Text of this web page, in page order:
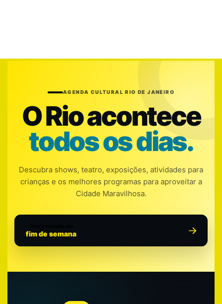
AGENDA CULTURAL RIO DE JANEIRO
O Rio acontece
todos os dias.
Descubra shows, teatro, exposições, atividades para
crianças e os melhores programas para aproveitar a
Cidade Maravilhosa.
fim de semana